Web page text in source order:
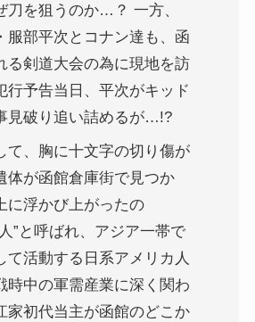
刀を狙うのか…？ 一方、
服部平次とコナン達も、函
る剣道大会の為に現地を訪
行予告当日、平次がキッド
見破り追い詰めるが…!?
て、胸に十文字の切り傷が
体が函館倉庫街で見つか
に浮かび上がったの
”と呼ばれ、アジア一帯で
て活動する日系アメリカ人
時中の軍需産業に深く関わ
家初代当主が函館のどこか